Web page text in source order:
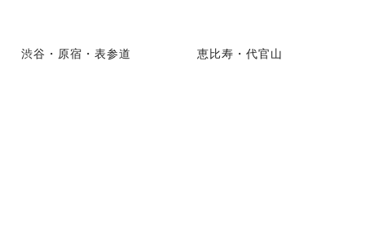
渋谷・原宿・表参道 恵比寿・代官山